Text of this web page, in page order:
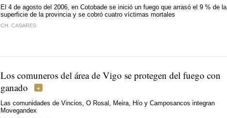
El 4 de agosto del 2006, en Cotobade se inició un fuego que arrasó el 9 % de la
superficie de la provincia y se cobró cuatro víctimas mortales
CH. CASARES
Los comuneros del área de Vigo se protegen del fuego con
ganado
Las comunidades de Vincios, O Rosal, Meira, Hío y Camposancos integran
Movegandex